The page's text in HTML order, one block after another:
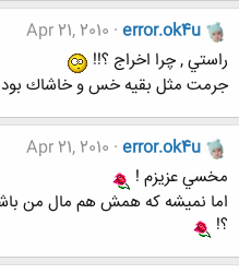
error.ok4u
Apr 21, 2010
راستي , چرا اخراج ؟!!
جرمت مثل بقيه خس و خاشاك
error.ok4u
Apr 21, 2010
مخسي عزيزم !
اما نميشه كه همش هم مال من
؟!